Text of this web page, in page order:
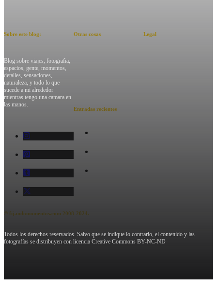
Sobre este blog:
Blog sobre viajes, fotografia,
espacios, gente, momentos,
detalles, sensaciones,
naturaleza, y todo lo que
sucede a mi alrededor
mientras tengo una camara en
las manos.
Otras cosas Legal
Entradas recientes
© fijandomomentos.com 2008-2024.
Todos los derechos reservados. Salvo que se indique lo contrario, el contenido y las
fotografías se distribuyen con licencia Creative Commons BY-NC-ND